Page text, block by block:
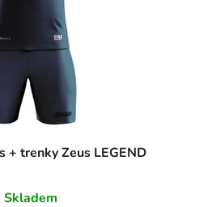
+ trenky Zeus LEGEND
Skladem